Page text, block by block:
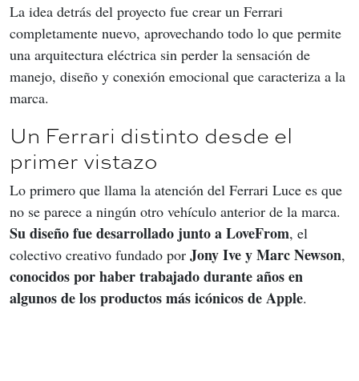
La idea detrás del proyecto fue crear un Ferrari
completamente nuevo, aprovechando todo lo que permite
una arquitectura eléctrica sin perder la sensación de
manejo, diseño y conexión emocional que caracteriza a la
marca.
Un Ferrari distinto desde el
primer vistazo
Lo primero que llama la atención del Ferrari Luce es que
no se parece a ningún otro vehículo anterior de la marca.
Su diseño fue desarrollado junto a LoveFrom, el
colectivo creativo fundado por Jony Ive y Marc Newson,
conocidos por haber trabajado durante años en
algunos de los productos más icónicos de Apple.